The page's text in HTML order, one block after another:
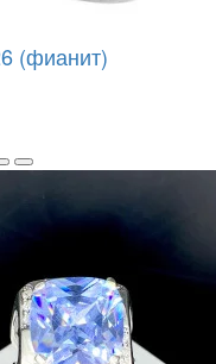
(фианит)